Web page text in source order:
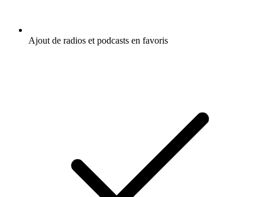
Ajout de radios et podcasts en favoris